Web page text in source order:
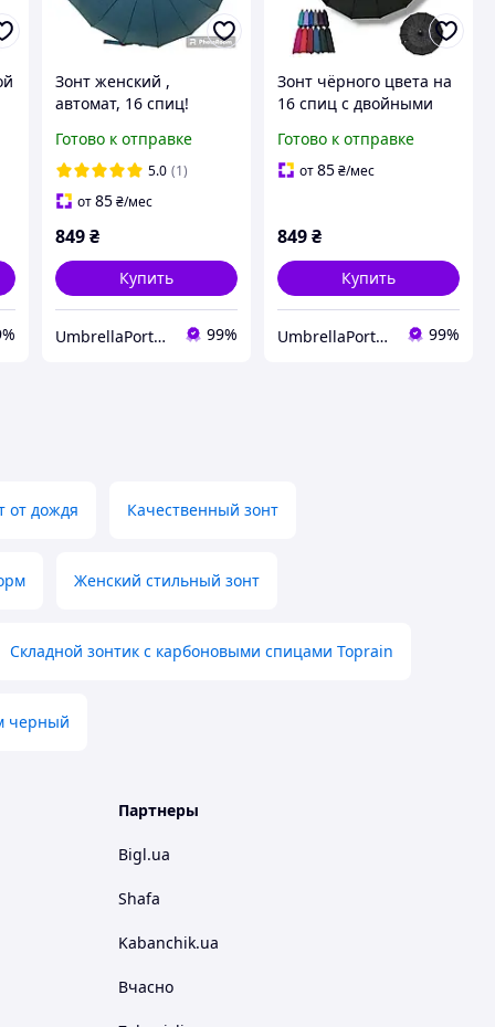
Зонт женский ,
автомат, 16 спиц!
Готово к отправке
5.0 (1)
от85 ₴/мес
849 ₴
Купить
UmbrellaPortmone 99%
Зонт чёрного цвета на
16 спиц с двойными
TOPRAIN. Зонтик-
унисекс!
Готово к отправке
от85₴/мес
849₴
Купить
UmbrellaPortmone 99%
от дождя Качественный зонт
Женский стильный зонт
Складной зонтик с карбоновыми спицами Toprain
черный
Партнеры
Bigl.ua
Shafa
Kabanchik.ua
Вчасно